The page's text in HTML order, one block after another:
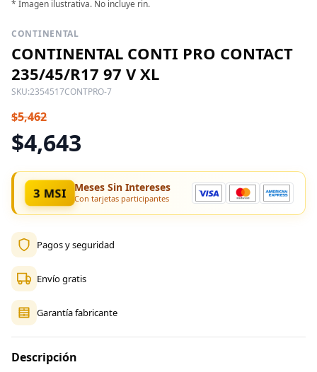
* Imagen ilustrativa. No incluye rin.
CONTINENTAL
CONTINENTAL CONTI PRO CONTACT
235/45/R17 97 V XL
SKU:2354517CONTPRO-7
$5,462
$4,643
3 MSI Meses Sin Intereses
Con tarjetas participantes
Pagos y seguridad
Envío gratis
Garantía fabricante
Descripción